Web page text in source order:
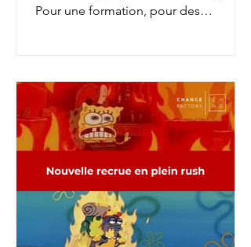
Pour une formation, pour des